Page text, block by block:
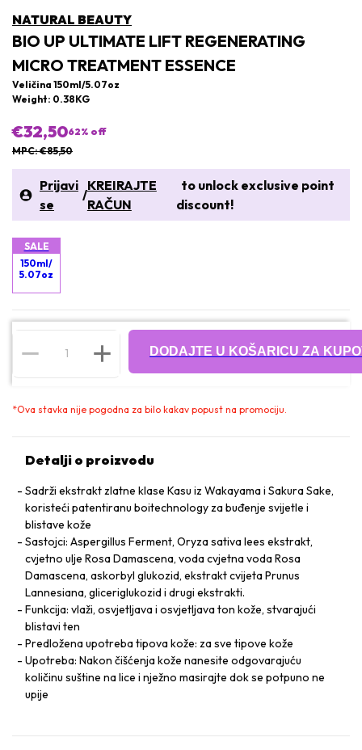
NATURAL BEAUTY
BIO UP ULTIMATE LIFT REGENERATING
MICRO TREATMENT ESSENCE
Veličina 150ml/5.07oz
Weight: 0.38KG
€32,5062% off
MPC: €85,50
Prijavi
se
/
KREIRAJTE
RAČUN
to unlock exclusive point
discount!
SALE
150ml/
5.07oz
DODAJTE U KOŠARICU ZA
*Ova stavka nije pogodna za bilo kakav popust na promociju.
Detalji o proizvodu
Sadrži ekstrakt zlatne klase Kasu iz Wakayama i Sakura Sake,
koristeći patentiranu boitechnology za buđenje svijetle i
blistave kože
Sastojci: Aspergillus Ferment, Oryza sativa lees ekstrakt,
cvjetno ulje Rosa Damascena, voda cvjetna voda Rosa
Damascena, askorbyl glukozid, ekstrakt cvijeta Prunus
Lannesiana, gliceriglukozid i drugi ekstrakti.
Funkcija: vlaži, osvjetljava i osvjetljava ton kože, stvarajući
blistavi ten
Predložena upotreba tipova kože: za sve tipove kože
Upotreba: Nakon čišćenja kože nanesite odgovarajuću
količinu suštine na lice i nježno masirajte dok se potpuno ne
upije